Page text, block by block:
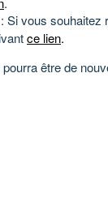
: Si vous souhaitez
ce lien.
être de